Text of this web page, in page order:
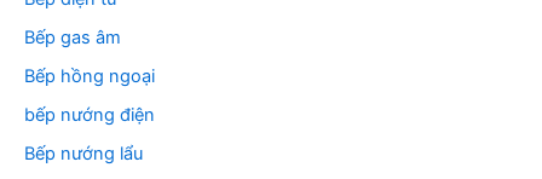
Bếp gas âm
Bếp hồng ngoại
bếp nướng điện
Bếp nướng lẩu